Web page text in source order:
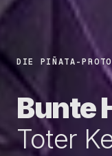
DIE PIÑATA-
Bunte
Toter